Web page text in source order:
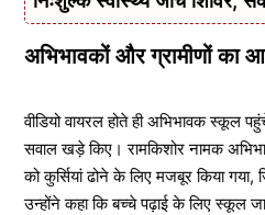
अभिभावकों और ग्रामीणों का
वीडियो वायरल होते ही अभिभावक स्कूल
सवाल खड़े किए। रामकिशोर नामक
को कुर्सियां ढोने के लिए मजबूर किया गया,
उन्होंने कहा कि बच्चे पढ़ाई के लिए स्कूल